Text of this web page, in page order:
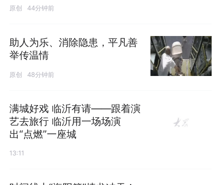
原创 44分钟前
助人为乐、消除隐患，平凡善
举传温情
原创 48分钟前
满城好戏 临沂有请——跟着演
艺去旅行 临沂用一场场演
出“点燃”一座城
13:11